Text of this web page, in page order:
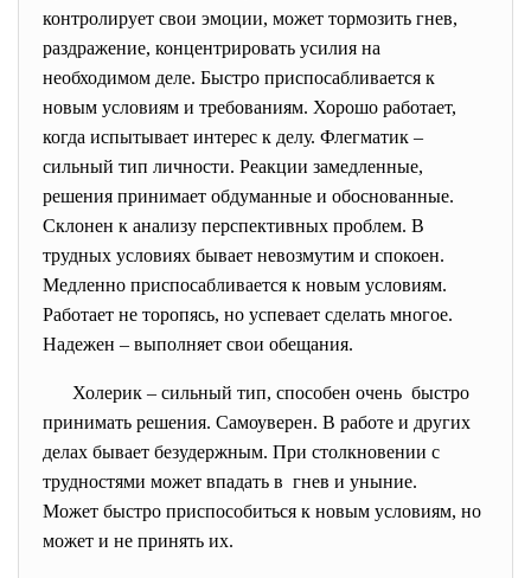
контролирует свои эмоции, может тормозить гнев,
раздражение, концентрировать усилия на
необходимом деле. Быстро приспосабливается к
новым условиям и требованиям. Хорошо работает,
когда испытывает интерес к делу. Флегматик –
сильный тип личности. Реакции замедленные,
решения принимает обдуманные и обоснованные.
Склонен к анализу перспективных проблем. В
трудных условиях бывает невозмутим и спокоен.
Медленно приспосабливается к новым условиям.
Работает не торопясь, но успевает сделать многое.
Надежен – выполняет свои обещания.
Холерик – сильный тип, способен очень быстро
принимать решения. Самоуверен. В работе и других
делах бывает безудержным. При столкновении с
трудностями может впадать в гнев и уныние.
Может быстро приспособиться к новым условиям, но
может и не принять их.